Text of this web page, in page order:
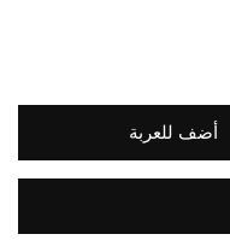
أضف للعربة